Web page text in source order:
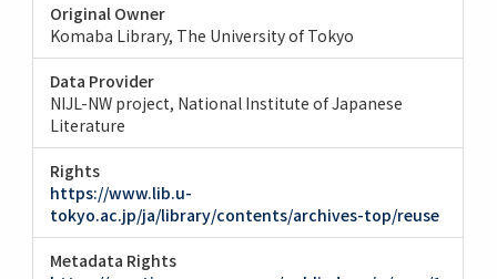
Original Owner
Komaba Library, The University of Tokyo
Data Provider
NIJL-NW project, National Institute of Japanese
Literature
Rights
https://www.lib.u-
tokyo.ac.jp/ja/library/contents/archives-top/reuse
Metadata Rights